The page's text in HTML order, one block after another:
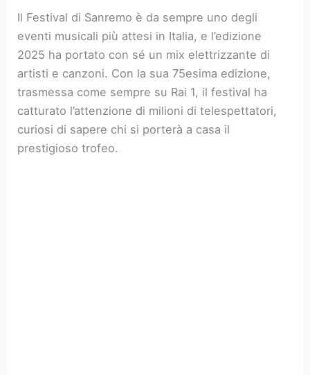
Il Festival di Sanremo è da sempre uno degli
eventi musicali più attesi in Italia, e l’edizione
2025 ha portato con sé un mix elettrizzante di
artisti e canzoni. Con la sua 75esima edizione,
trasmessa come sempre su Rai 1, il festival ha
catturato l’attenzione di milioni di telespettatori,
curiosi di sapere chi si porterà a casa il
prestigioso trofeo.